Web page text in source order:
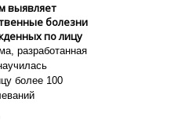
выявляет
болезни
по лицу
разработанная
более 100